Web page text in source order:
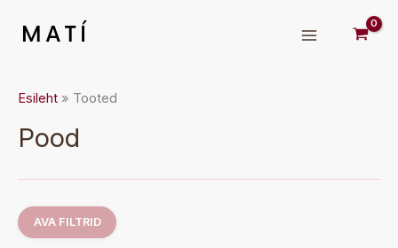
MATÍ
Esileht Tooted
Pood
AVA FILTRID